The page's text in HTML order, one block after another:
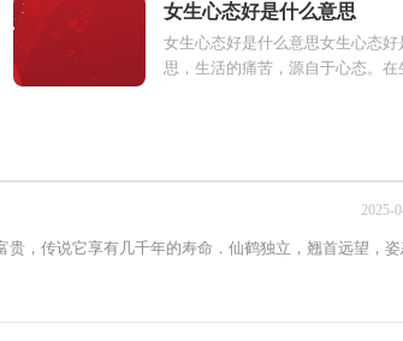
女生心态好是什么意思
女生心态好是什么意思女生心态好
思，生活的痛苦，源自于心态。在
2025-
，传说它享有几千年的寿命．仙鹤独立，翘首远望，